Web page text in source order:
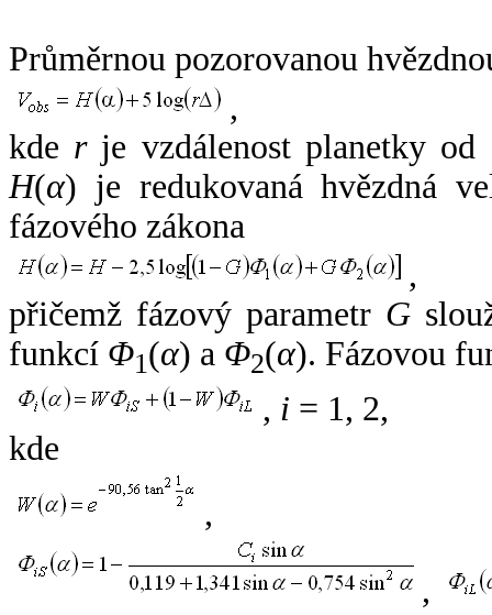
Průměrnou pozorovanou
,
kde rje vzdálenost planetky od
H(α) je redukovaná hvězdná
fázového zákona
,
přičemž fázový parametr G
funkcí Φ1(α) a Φ2(α). Fázovou
, i = 1, 2,
kde
,
,